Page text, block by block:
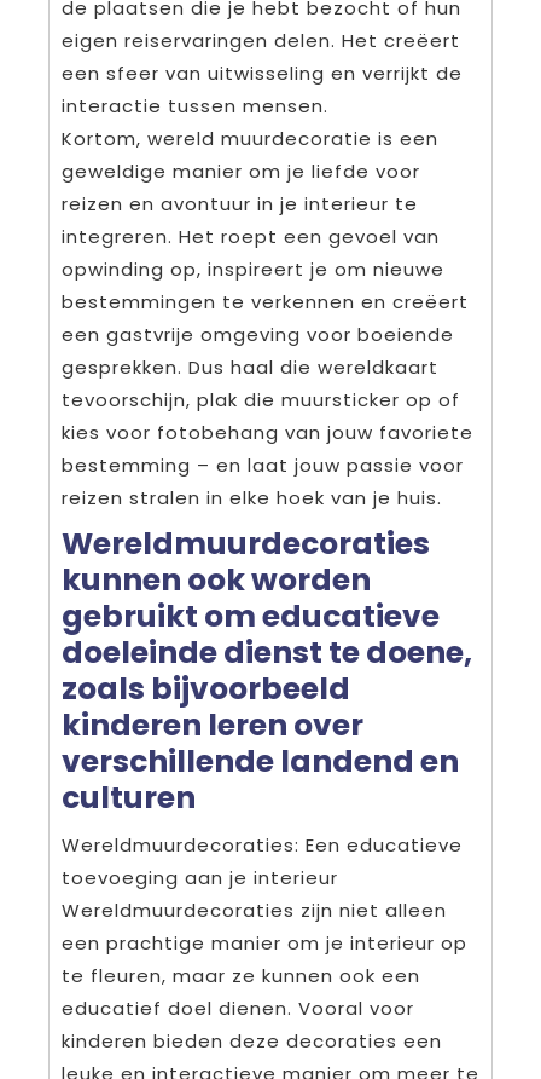
de plaatsen die je hebt bezocht of hun
eigen reiservaringen delen. Het creëert
een sfeer van uitwisseling en verrijkt de
interactie tussen mensen.
Kortom, wereld muurdecoratie is een
geweldige manier om je liefde voor
reizen en avontuur in je interieur te
integreren. Het roept een gevoel van
opwinding op, inspireert je om nieuwe
bestemmingen te verkennen en creëert
een gastvrije omgeving voor boeiende
gesprekken. Dus haal die wereldkaart
tevoorschijn, plak die muursticker op of
kies voor fotobehang van jouw favoriete
bestemming – en laat jouw passie voor
reizen stralen in elke hoek van je huis.
Wereldmuurdecoraties
kunnen ook worden
gebruikt om educatieve
doeleinde dienst te doene,
zoals bijvoorbeeld
kinderen leren over
verschillende landend en
culturen
Wereldmuurdecoraties: Een educatieve
toevoeging aan je interieur
Wereldmuurdecoraties zijn niet alleen
een prachtige manier om je interieur op
te fleuren, maar ze kunnen ook een
educatief doel dienen. Vooral voor
kinderen bieden deze decoraties een
leuke en interactieve manier om meer te